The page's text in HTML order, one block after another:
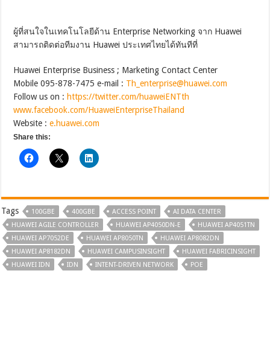
ผู้ที่สนใจในเทคโนโลยีด้าน Enterprise Networking จาก Huawei
สามารถติดต่อทีมงาน Huawei ประเทศไทยได้ทันทีที่
Huawei Enterprise Business ; Marketing Contact Center
Mobile 095-878-7475 e-mail : Th_enterprise@huawei.com
Follow us on : https://twitter.com/huaweiENTth
www.facebook.com/HuaweiEnterpriseThailand
Website :e.huawei.com
Share this:
Tags 100GBE 400GBE ACCESS POINT
AI DATA CENTER
HUAWEI AGILE CONTROLLER
HUAWEI AP4050DN-E
HUAWEI AP4051TN
HUAWEI AP7052DE
HUAWEI AP8050TN
HUAWEI AP8082DN
HUAWEI AP8182DN
HUAWEI CAMPUSINSIGHT
HUAWEI FABRICINSIGHT
HUAWEI IDN
IDN INTENT-DRIVEN NETWORK POE